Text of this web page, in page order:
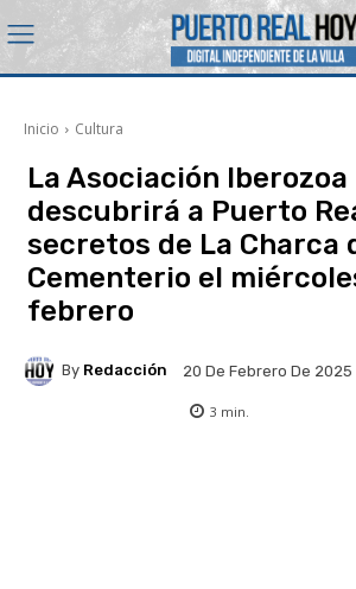
Inicio Cultura
La Asociación Iberozoa
descubrirá a Puerto
secretos de La Charca
Cementerio el
febrero
By Redacción 20 De Febrero De 2025
3 min.